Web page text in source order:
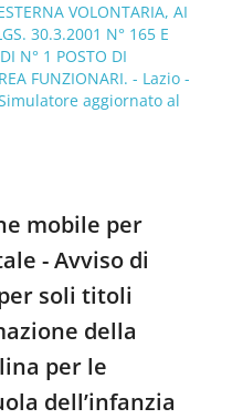
VOLONTARIA, AI
30.3.2001 N° 165 E
N° 1 POSTO DI
FUNZIONARI. - Lazio -
aggiornato al
mobile per
- Avviso di
soli titoli
della
per le
dell’infanzia